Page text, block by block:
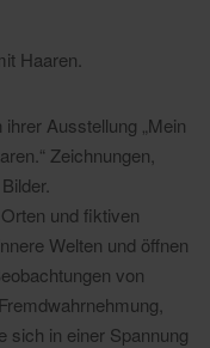
Haaren.
Ausstellung „Mein
Zeichnungen,
und fiktiven
Welten und öffnen
von
sich in einer Spannung